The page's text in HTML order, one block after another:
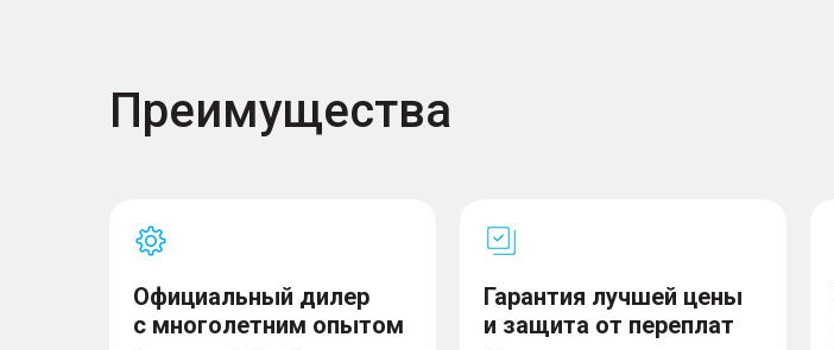
Преимущества
Официальный дилер
с многолетним опытом
Гарантия лучшей цены
и защита от переплат